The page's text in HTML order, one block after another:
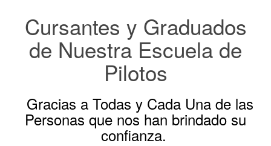
Cursantes y Graduados
de Nuestra Escuela de
Pilotos
Gracias a Todas y Cada Una de las
Personas que nos han brindado su
confianza.